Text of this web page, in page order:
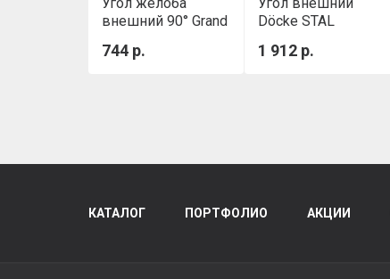
Угол желоба
внешний 90° Grand
(127мм) RAL 8017
744 р.
Угол внешний
Döcke STAL
Каштан
1 912 р.
КАТАЛОГ ПОРТФОЛИО АКЦИИ